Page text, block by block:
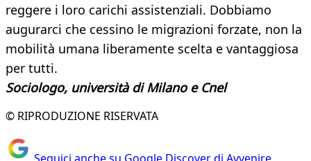
reggere i loro carichi assistenziali. Dobbiamo
augurarci che cessino le migrazioni forzate, non la
mobilità umana liberamente scelta e vantaggiosa
per tutti.
Sociologo, università di Milano e Cnel
© RIPRODUZIONE RISERVATA